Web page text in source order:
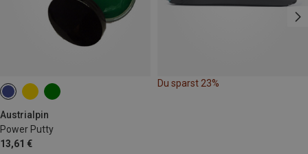
Austrialpin
Power Putty
13,61 €
Du sparst 23%